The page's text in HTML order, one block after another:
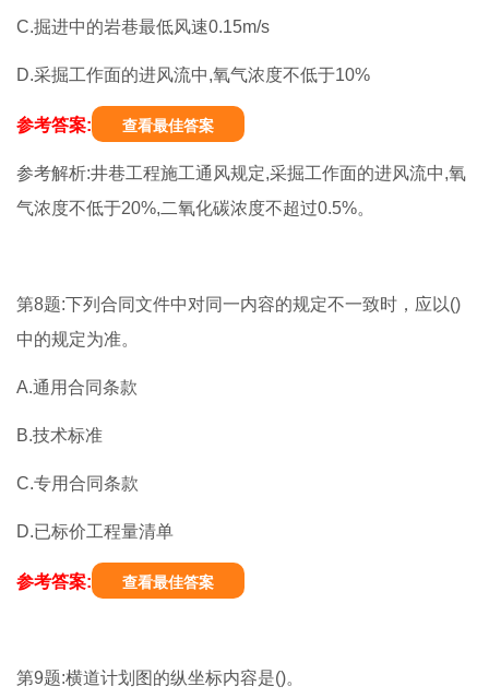
C.掘进中的岩巷最低风速0.15m/s
D.采掘工作面的进风流中,氧气浓度不低于10%
参考答案: 查看最佳答案
参考解析:井巷工程施工通风规定,采掘工作面的进风流中,氧
气浓度不低于20%,二氧化碳浓度不超过0.5%。
第8题:下列合同文件中对同一内容的规定不一致时，应以()
中的规定为准。
A.通用合同条款
B.技术标准
C.专用合同条款
D.已标价工程量清单
参考答案: 查看最佳答案
第9题:横道计划图的纵坐标内容是()。